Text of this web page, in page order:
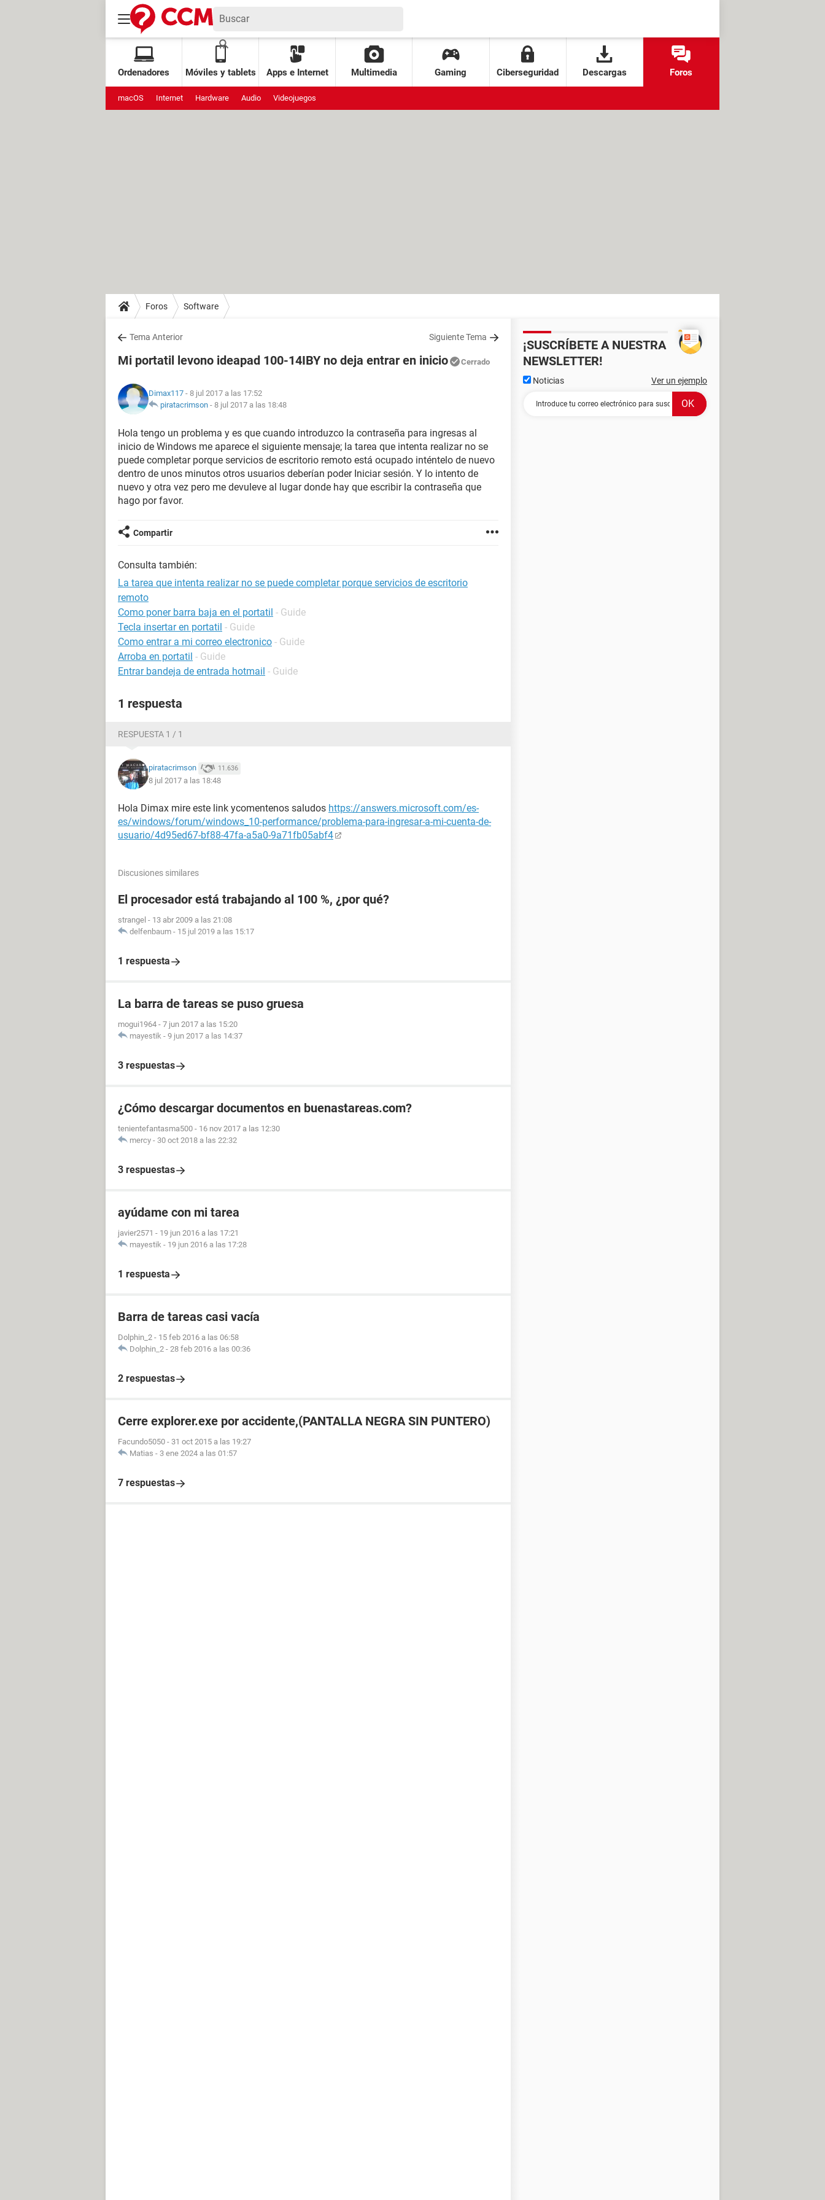
Ordenadores Móviles y tablets Apps e Internet Multimedia Gaming Ciberseguridad Descargas Foros
macOS Internet Hardware Audio Videojuegos
Foros Software
Tema Anterior Siguiente Tema
Mi portatil levono ideapad 100-14IBY no deja entrar en inicio Cerrado
Dimax117 - 8 jul 2017 a las 17:52
piratacrimson - 8 jul 2017 a las 18:48
Hola tengo un problema y es que cuando introduzco la contraseña para ingresas al
inicio de Windows me aparece el siguiente mensaje; la tarea que intenta realizar no se
puede completar porque servicios de escritorio remoto está ocupado inténtelo de nuevo
dentro de unos minutos otros usuarios deberían poder Iniciar sesión. Y lo intento de
nuevo y otra vez pero me devuleve al lugar donde hay que escribir la contraseña que
hago por favor.
Compartir
Consulta también:
La tarea que intenta realizar no se puede completar porque servicios de escritorio
remoto
Como poner barra baja en el portatil - Guide
Tecla insertar en portatil - Guide
Como entrar a mi correo electronico - Guide
Arroba en portatil - Guide
Entrar bandeja de entrada hotmail - Guide
1 respuesta
RESPUESTA 1 / 1
piratacrimson 11.636
8 jul 2017 a las 18:48
Hola Dimax mire este link ycomentenos saludos https://answers.microsoft.com/es-
es/windows/forum/windows_10-performance/problema-para-ingresar-a-mi-cuenta-de-
usuario/4d95ed67-bf88-47fa-a5a0-9a71fb05abf4
Discusiones similares
El procesador está trabajando al 100 %, ¿por qué?
strangel - 13 abr 2009 a las 21:08
delfenbaum - 15 jul 2019 a las 15:17
1 respuesta
La barra de tareas se puso gruesa
mogui1964 - 7 jun 2017 a las 15:20
mayestik - 9 jun 2017 a las 14:37
3 respuestas
¿Cómo descargar documentos en buenastareas.com?
tenientefantasma500 - 16 nov 2017 a las 12:30
mercy - 30 oct 2018 a las 22:32
3 respuestas
ayúdame con mi tarea
javier2571 - 19 jun 2016 a las 17:21
mayestik - 19 jun 2016 a las 17:28
1 respuesta
Barra de tareas casi vacía
Dolphin_2 - 15 feb 2016 a las 06:58
Dolphin_2 - 28 feb 2016 a las 00:36
2 respuestas
Cerre explorer.exe por accidente,(PANTALLA NEGRA SIN PUNTERO)
Facundo5050 - 31 oct 2015 a las 19:27
Matias - 3 ene 2024 a las 01:57
7 respuestas
¡SUSCRÍBETE A NUESTRA
NEWSLETTER!
Noticias Ver un ejemplo